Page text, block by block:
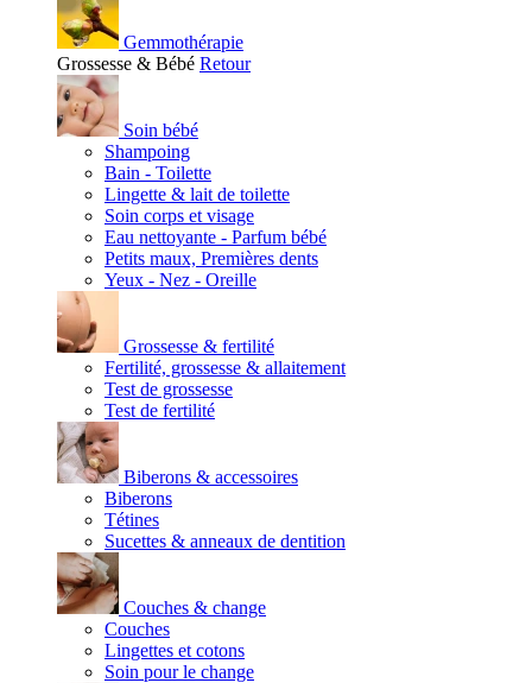
Gemmothérapie
Grossesse & Bébé Retour
Soin bébé
Shampoing
Bain - Toilette
Lingette & lait de toilette
Soin corps et visage
Eau nettoyante - Parfum bébé
Petits maux, Premières dents
Yeux - Nez - Oreille
Grossesse & fertilité
Fertilité, grossesse & allaitement
Test de grossesse
Test de fertilité
Biberons & accessoires
Biberons
Tétines
Sucettes & anneaux de dentition
Couches & change
Couches
Lingettes et cotons
Soin pour le change